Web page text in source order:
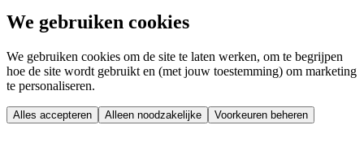
We gebruiken cookies
We gebruiken cookies om de site te laten werken, om te begrijpen
hoe de site wordt gebruikt en (met jouw toestemming) om marketing
te personaliseren.
Alles accepteren Alleen noodzakelijke Voorkeuren beheren